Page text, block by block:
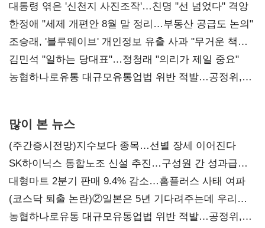
대통령 엮은 '신천지 사진조작'…친명 "선 넘었다" 격앙
한정애 "세제 개편안 8월 말 정리…부동산 공급도 논의"
조승래, '블루웨이브' 개인정보 유출 사과 "무거운 책임
통감"
김민석 "일하는 당대표"…정청래 "의리가 제일 중요"
농협하나로유통 대규모유통업법 위반 적발…공정위,
많이 본 뉴스
(주간증시전망)지수보다 종목…선별 장세 이어진다
SK하이닉스 통합노조 신설 추진…구성원 간 성과급
불만 확산
대형마트 2분기 판매 9.4% 감소…홈플러스 사태 여파
(코스닥 퇴출 논란)②일본은 5년 기다려주는데 우리는
당장 퇴출?…시간만으론 부족한 코스닥 구하기
농협하나로유통 대규모유통업법 위반 적발…공정위,